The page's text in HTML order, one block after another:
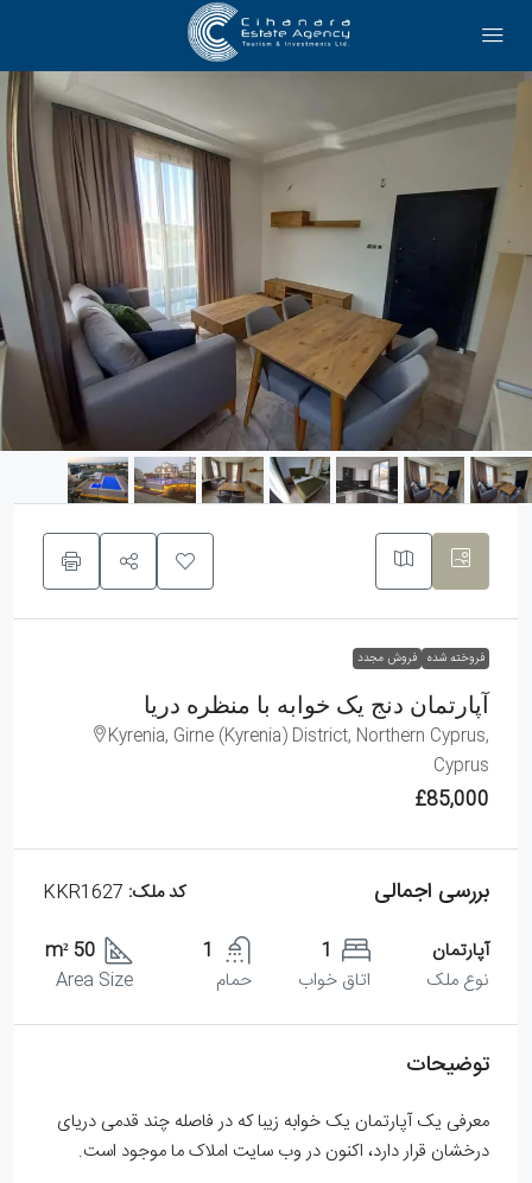
فروخته شده فروش مجدد
آپارتمان دنج یک خوابه با منظره دریا
Kyrenia, Girne (Kyrenia) District, Northern Cyprus,
Cyprus
£85,000
بررسی اجمالی کد ملک:
آپارتمان
نوع ملک
1
اتاق خواب
1
حمام
50 m²
Area Size
توضیحات
معرفی یک آپارتمان یک خوابه زیبا که در فاصله چند قدمی دریای
درخشان قرار دارد، اکنون در وب سایت املاک ما موجود است.